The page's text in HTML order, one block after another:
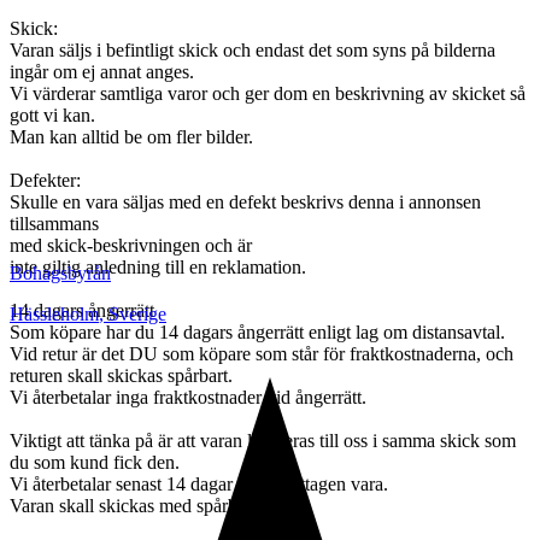
Skick:
Varan säljs i befintligt skick och endast det som syns på bilderna
ingår om ej annat anges.
Vi värderar samtliga varor och ger dom en beskrivning av skicket så
gott vi kan.
Man kan alltid be om fler bilder.
Defekter:
Skulle en vara säljas med en defekt beskrivs denna i annonsen
tillsammans
med skick-beskrivningen och är
inte giltig anledning till en reklamation.
14 dagars ångerrätt
Som köpare har du 14 dagars ångerrätt enligt lag om distansavtal.
Vid retur är det DU som köpare som står för fraktkostnaderna, och
returen skall skickas spårbart.
Vi återbetalar inga fraktkostnader vid ångerrätt.
Viktigt att tänka på är att varan levereras till oss i samma skick som
du som kund fick den.
Vi återbetalar senast 14 dagar efter mottagen vara.
Varan skall skickas med spårbart frakt.
Bohagsbyrån
Hässleholm,Sverige